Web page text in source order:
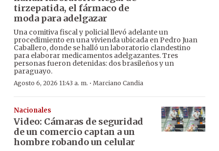
tirzepatida, el fármaco de
moda para adelgazar
Una comitiva fiscal y policial llevó adelante un
procedimiento en una vivienda ubicada en Pedro Juan
Caballero, donde se halló un laboratorio clandestino
para elaborar medicamentos adelgazantes. Tres
personas fueron detenidas: dos brasileños y un
paraguayo.
Agosto 6, 2026 11:43 a. m. · Marciano Candia
Nacionales
Video: Cámaras de seguridad
de un comercio captan a un
hombre robando un celular